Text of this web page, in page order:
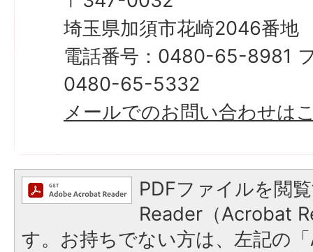
埼玉県加須市花崎2046番地
電話番号：0480-65-8981
0480-65-5332
メールでのお問い合わせは
PDFファイルを閲
Reader（Acrobat
す。お持ちでない方は、左記の